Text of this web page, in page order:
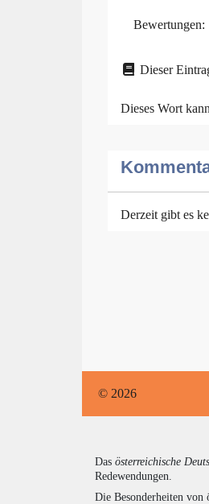
Bewertungen:
Dieser
Dieses Wort
Derzeit gibt es
© 2026
Das österreichische
Redewendungen.
Die Besonderheiten von